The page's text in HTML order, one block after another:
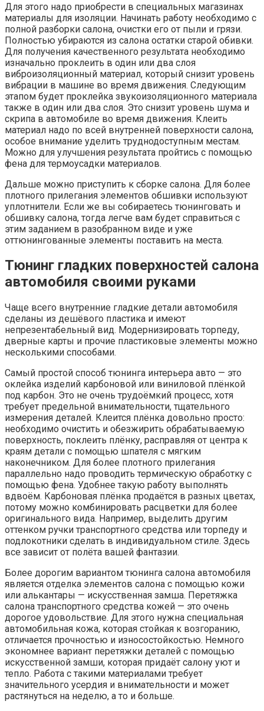
Для этого надо приобрести в специальных магазинах
материалы для изоляции. Начинать работу необходимо с
полной разборки салона, очистки его от пыли и грязи.
Полностью убираются из салона остатки старой обивки.
Для получения качественного результата необходимо
изначально проклеить в один или два слоя
виброизоляционный материал, который снизит уровень
вибрации в машине во время движения. Следующим
этапом будет проклейка звукоизоляционного материала
также в один или два слоя. Это снизит уровень шума и
скрипа в автомобиле во время движения. Клеить
материал надо по всей внутренней поверхности салона,
особое внимание уделить труднодоступным местам.
Можно для улучшения результата пройтись с помощью
фена для термоусадки материалов.
Дальше можно приступить к сборке салона. Для более
плотного прилегания элементов обшивки используют
уплотнители. Если же вы собираетесь тюнинговать и
обшивку салона, тогда легче вам будет справиться с
этим заданием в разобранном виде и уже
оттюнингованные элементы поставить на места.
Тюнинг гладких поверхностей салона
автомобиля своими руками
Чаще всего внутренние гладкие детали автомобиля
сделаны из дешёвого пластика и имеют
непрезентабельный вид. Модернизировать торпеду,
дверные карты и прочие пластиковые элементы можно
несколькими способами.
Самый простой способ тюнинга интерьера авто — это
оклейка изделий карбоновой или виниловой плёнкой
под карбон. Это не очень трудоёмкий процесс, хотя
требует предельной внимательности, тщательного
измерения деталей. Клеится плёнка довольно просто:
необходимо очистить и обезжирить обрабатываемую
поверхность, поклеить плёнку, расправляя от центра к
краям детали с помощью шпателя с мягким
наконечником. Для более плотного прилегания
параллельно надо проводить термическую обработку с
помощью фена. Удобнее такую работу выполнять
вдвоём. Карбоновая плёнка продаётся в разных цветах,
потому можно комбинировать расцветки для более
оригинального вида. Например, выделить другим
оттенком ручки транспортного средства или торпеду и
подлокотники сделать в индивидуальном стиле. Здесь
все зависит от полёта вашей фантазии.
Более дорогим вариантом тюнинга салона автомобиля
является отделка элементов салона с помощью кожи
или алькантары — искусственная замша. Перетяжка
салона транспортного средства кожей — это очень
дорогое удовольствие. Для этого нужна специальная
автомобильная кожа, которая стойкая к возгоранию,
отличается прочностью и износостойкостью. Немного
экономнее вариант перетяжки деталей с помощью
искусственной замши, которая придаёт салону уют и
тепло. Работа с такими материалами требует
значительного усердия и внимательности и может
растянуться на неделю, а то и больше.